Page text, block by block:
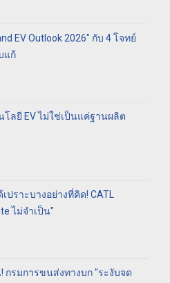
EV Outlook 2026" กับ 4 โจทย์
แก้
ลยี EV ไม่ใช่เป็นแค่ฐานผลิต
ปราะบางอย่างที่คิด! CATL
ไม่จำเป็น"
กรมการขนส่งทางบก "ระงับจด